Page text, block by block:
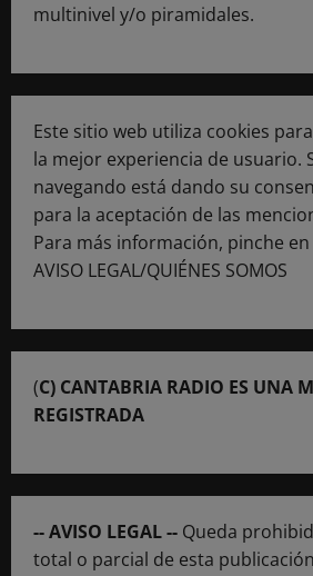
multinivel y/o piramidales.
Este sitio web utiliza cookies
la mejor experiencia de usuario.
navegando está dando su
para la aceptación de las
Para más información, pinche en
AVISO LEGAL/QUIÉNES SOMOS
(C) CANTABRIA RADIO ES UNA
REGISTRADA
-- AVISO LEGAL -- Queda
total o parcial de esta